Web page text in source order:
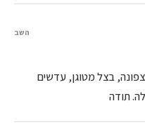
בצל מטוגן, עדשים
תודה
השב